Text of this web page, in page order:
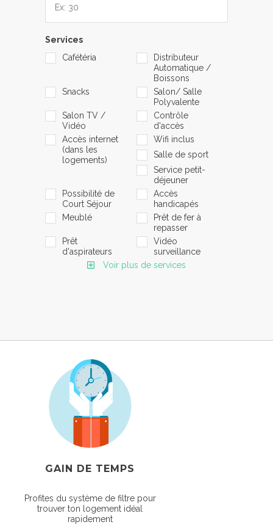
Services
Cafétéria
Distributeur
Automatique /
Boissons
Snacks
Salon/ Salle
Polyvalente
Salon TV /
Vidéo
Contrôle
d'accès
Accès internet
(dans les
logements)
Wifi inclus
Salle de sport
Service petit-
déjeuner
Possibilité de
Court Séjour
Accès
handicapés
Meublé
Prêt de fer à
repasser
Prêt
d'aspirateurs
Vidéo
surveillance
Voir plus de services
GAIN DE TEMPS
Profites du système de filtre pour
trouver ton logement idéal
rapidement